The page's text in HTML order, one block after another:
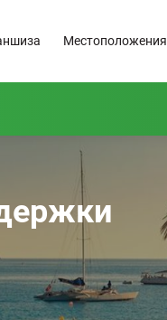
Местоположения